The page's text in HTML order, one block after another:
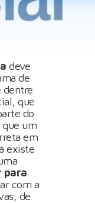
deve
de
dentre
que
do
que um
em
existe
para
com a
de